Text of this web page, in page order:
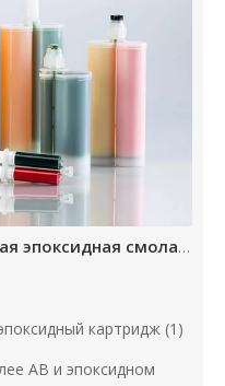
Что такое двухкомпонентная эпоксидная смола (1)
картридж (1)
AB и эпоксидном